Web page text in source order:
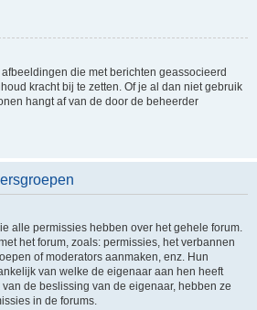
die met berichten geassocieerd
kracht bij te zetten. Of je al dan niet gebruik
hangt af van de door de beheerder
alle permissies hebben over het gehele forum.
het forum, zoals: permissies, het verbannen
of moderators aanmaken, enz. Hun
van welke de eigenaar aan hen heeft
de beslissing van de eigenaar, hebben ze
in de forums.